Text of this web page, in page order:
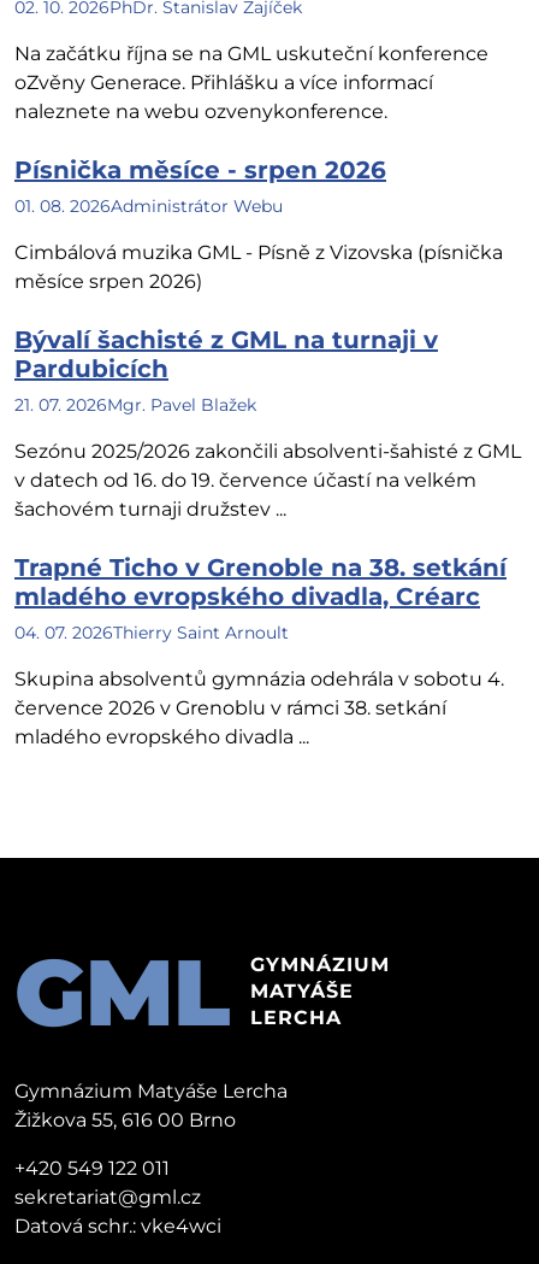
02. 10. 2026PhDr. Stanislav Zajíček
Na začátku října se na GML uskuteční konference
oZvěny Generace. Přihlášku a více informací
naleznete na webu ozvenykonference.
Písnička měsíce - srpen 2026
01. 08. 2026Administrátor Webu
Cimbálová muzika GML - Písně z Vizovska (písnička
měsíce srpen 2026)
Bývalí šachisté z GML na turnaji v
Pardubicích
21. 07. 2026Mgr. Pavel Blažek
Sezónu 2025/2026 zakončili absolventi-šahisté z GML
v datech od 16. do 19. července účastí na velkém
šachovém turnaji družstev ...
Trapné Ticho v Grenoble na 38. setkání
mladého evropského divadla, Créarc
04. 07. 2026Thierry Saint Arnoult
Skupina absolventů gymnázia odehrála v sobotu 4.
července 2026 v Grenoblu v rámci 38. setkání
mladého evropského divadla ...
GML
GYMNÁZIUM
MATYÁŠE
LERCHA
Gymnázium Matyáše Lercha
Žižkova 55, 616 00 Brno
+420 549 122 011
sekretariat@gml.cz
Datová schr.: vke4wci